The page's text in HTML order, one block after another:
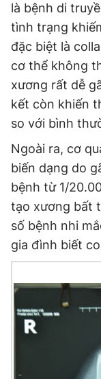
Thông tin tòa
Đọc Thanh
Theo dõi báo trên
Hotline
0906 645 777
Đặt báo
Tổng biên tập:
Phó tổng biên tập
Phó tổng biên tập:
Phó tổng biên tập:
Tổng thư ký tòa
là bệnh di
tình trạng
đặc biệt là
cơ thể không
xương rất dễ
kết còn khiến
so với bình
Ngoài ra, cơ
biến dạng do
bệnh từ 1/
tạo xương bất
số bệnh nhi
gia đình biết